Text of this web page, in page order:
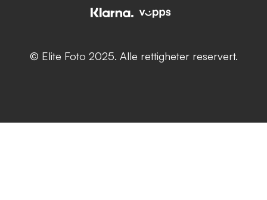
© Elite Foto 2025. Alle rettigheter reservert.